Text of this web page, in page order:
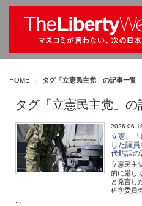
HOME タグ「立憲民主党」の記事一覧
タグ「立憲民主党」の
立憲、
した議
代錯誤
立憲民主
的に厳し
と発言し
科学委員
...